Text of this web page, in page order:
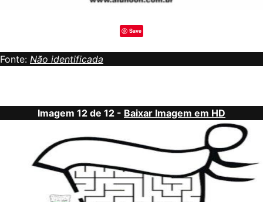
Save
Fonte: Não identificada
Imagem 12 de 12 - Baixar Imagem em HD